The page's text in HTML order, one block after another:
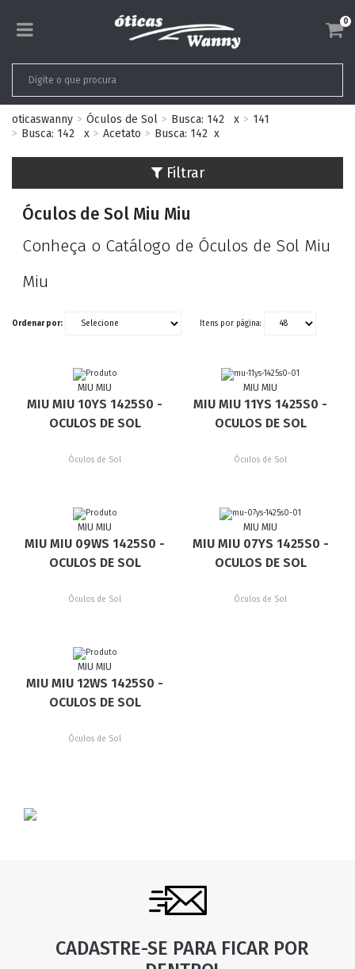
0
oticaswanny Óculos de Sol Busca: 142 x
141
Busca: 142
x Acetato Busca: 142 x
Filtrar
Óculos de Sol Miu Miu
Conheça o Catálogo de Óculos de Sol Miu
Miu
Ordenar por: Itens por página:
MIU MIU
MIU MIU 10YS 1425S0 -
OCULOS DE SOL
Óculos de Sol
MIU MIU
MIU MIU 11YS 1425S0 -
OCULOS DE SOL
Óculos de Sol
MIU MIU
MIU MIU 09WS 1425S0 -
OCULOS DE SOL
Óculos de Sol
MIU MIU
MIU MIU 07YS 1425S0 -
OCULOS DE SOL
Óculos de Sol
MIU MIU
MIU MIU 12WS 1425S0 -
OCULOS DE SOL
Óculos de Sol
CADASTRE-SE PARA FICAR POR